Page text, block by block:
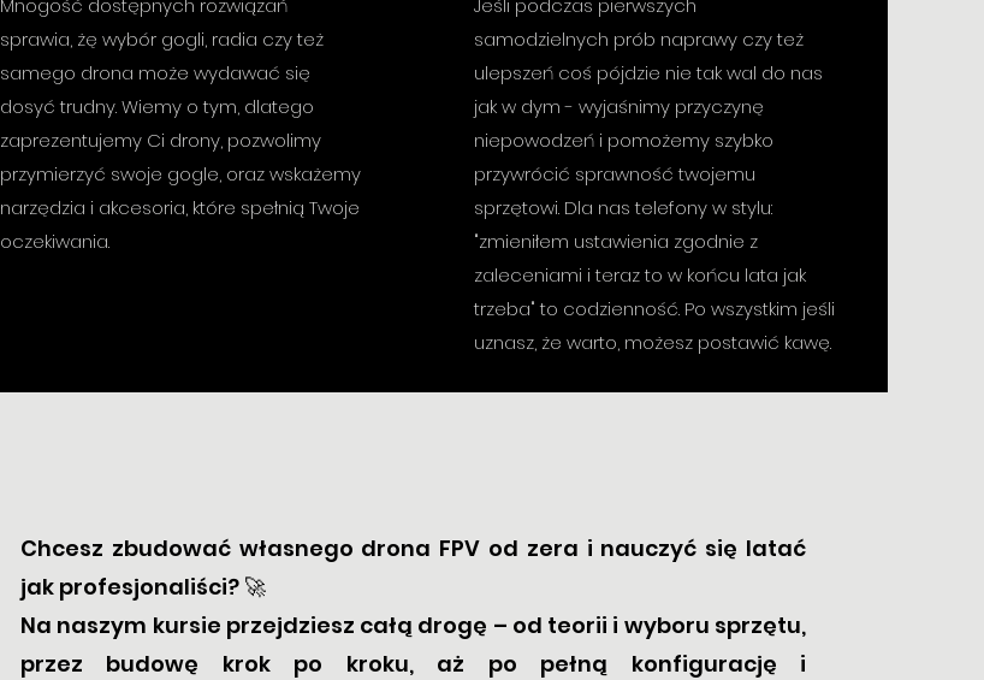
Mnogość dostępnych rozwiązań
sprawia, żę wybór gogli, radia czy też
samego drona może wydawać się
dosyć trudny. Wiemy o tym, dlatego
zaprezentujemy Ci drony, pozwolimy
przymierzyć swoje gogle, oraz wskażemy
narzędzia i akcesoria, które spełnią Twoje
oczekiwania.
Jeśli podczas pierwszych
samodzielnych prób naprawy czy też
ulepszeń coś pójdzie nie tak wal do nas
jak w dym - wyjaśnimy przyczynę
niepowodzeń i pomożemy szybko
przywrócić sprawność twojemu
sprzętowi. Dla nas telefony w stylu:
"zmieniłem ustawienia zgodnie z
zaleceniami i teraz to w końcu lata jak
trzeba" to codzienność. Po wszystkim jeśli
uznasz, że warto, możesz postawić kawę.
Chcesz zbudować własnego drona FPV od zera i nauczyć się latać
jak profesjonaliści? 🚀
Na naszym kursie przejdziesz całą drogę – od teorii i wyboru sprzętu,
przez budowę krok po kroku, aż po pełną konfigurację i